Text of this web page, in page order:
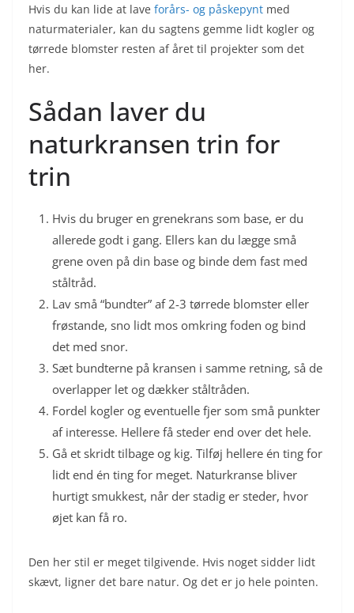
Hvis du kan lide at lave forårs- og påskepynt med
naturmaterialer, kan du sagtens gemme lidt kogler og
tørrede blomster resten af året til projekter som det
her.
Sådan laver du
naturkransen trin for
trin
Hvis du bruger en grenekrans som base, er du
allerede godt i gang. Ellers kan du lægge små
grene oven på din base og binde dem fast med
ståltråd.
Lav små “bundter” af 2-3 tørrede blomster eller
frøstande, sno lidt mos omkring foden og bind
det med snor.
Sæt bundterne på kransen i samme retning, så de
overlapper let og dækker ståltråden.
Fordel kogler og eventuelle fjer som små punkter
af interesse. Hellere få steder end over det hele.
Gå et skridt tilbage og kig. Tilføj hellere én ting for
lidt end én ting for meget. Naturkranse bliver
hurtigt smukkest, når der stadig er steder, hvor
øjet kan få ro.
Den her stil er meget tilgivende. Hvis noget sidder lidt
skævt, ligner det bare natur. Og det er jo hele pointen.